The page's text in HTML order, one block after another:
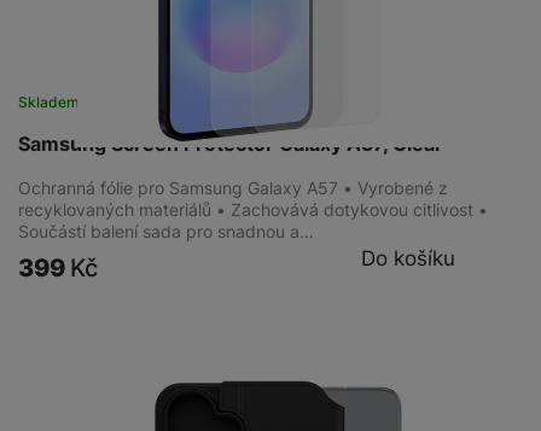
Samsung Screen Protector Galaxy A57, Clear
Skladem
Ochranná fólie pro Samsung Galaxy A57 • Vyrobené z
recyklovaných materiálů • Zachovává dotykovou citlivost •
Součástí balení sada pro snadnou a…
399 Kč Do košíku